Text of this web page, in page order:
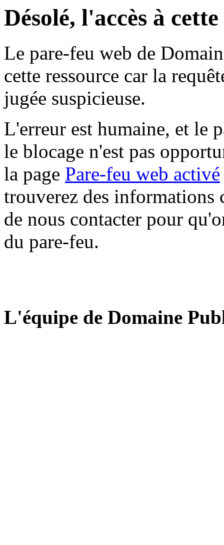
Désolé, l'accès à
Le pare-feu web de
cette ressource car la
jugée suspicieuse.
L'erreur est humaine, et le
le blocage n'est pas
la page Pare-feu web activé
trouverez des informations
de nous contacter pour
du pare-feu.
L'équipe de Domaine